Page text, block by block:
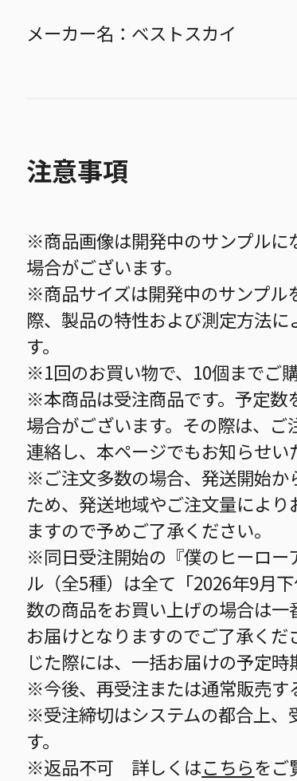
メーカー名：ベストスカイ
注意事項
※商品画像は開発中のサンプルに
場合がございます。
※商品サイズは開発中のサンプル
際、製品の特性および測定方法
す。
※1回のお買い物で、10個までご
※本商品は受注商品です。予定数
場合がございます。その際は、
連絡し、本ページでもお知らせい
※ご注文多数の場合、発送開始か
ため、発送地域やご注文量によ
ますので予めご了承ください。
※同日受注開始の『僕のヒーロー
ル（全5種）は全て「2026年9月
数の商品をお買い上げの場合は
お届けとなりますのでご了承く
じた際には、一括お届けの予定時
※今後、再受注または通常販売す
※受注締切はシステムの都合上、
す。
※返品不可 詳しくはこちらをご